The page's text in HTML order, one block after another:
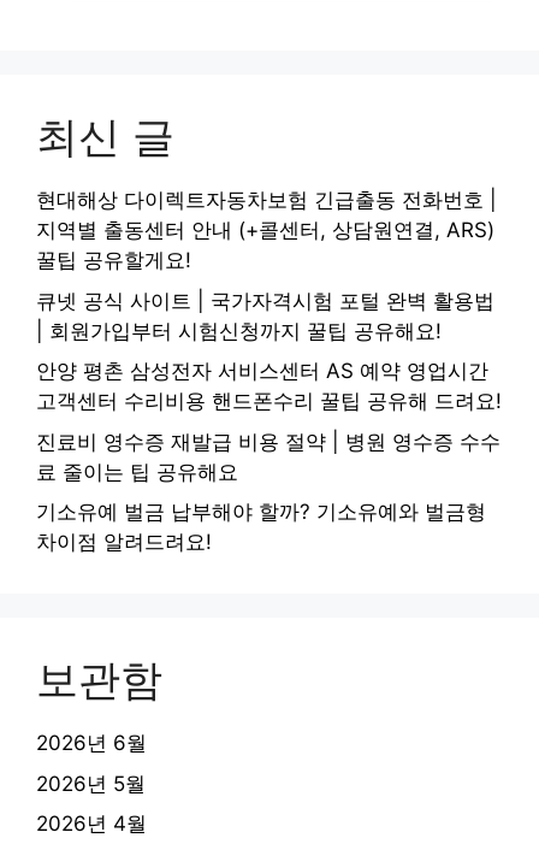
최신 글
현대해상 다이렉트자동차보험 긴급출동 전화번호 |
지역별 출동센터 안내 (+콜센터, 상담원연결, ARS)
꿀팁 공유할게요!
큐넷 공식 사이트 | 국가자격시험 포털 완벽 활용법
| 회원가입부터 시험신청까지 꿀팁 공유해요!
안양 평촌 삼성전자 서비스센터 AS 예약 영업시간
고객센터 수리비용 핸드폰수리 꿀팁 공유해 드려요!
진료비 영수증 재발급 비용 절약 | 병원 영수증 수수
료 줄이는 팁 공유해요
기소유예 벌금 납부해야 할까? 기소유예와 벌금형
차이점 알려드려요!
보관함
2026년 6월
2026년 5월
2026년 4월